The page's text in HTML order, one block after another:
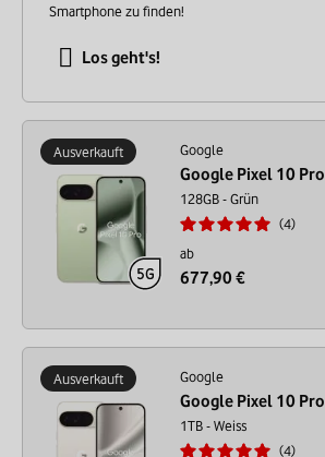
Smartphone zu finden!
Los geht's!
Ausverkauft Google
Google Pixel 10 Pro
128GB - Grün
4
ab
677,90 €
Ausverkauft Google
Google Pixel 10 Pro
1TB - Weiss
4